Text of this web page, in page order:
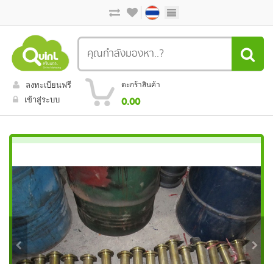
ลงทะเบียนฟรี
เข้าสู่ระบบ
ตะกร้าสินค้า
0.00